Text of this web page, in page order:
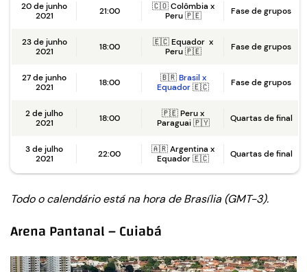
20 de junho
2021
21:00
🇨🇴 Colômbia x
Peru 🇵🇪
Fase de grupos
23 de junho
2021
18:00
🇪🇨 Equador x
Peru 🇵🇪
Fase de grupos
27 de junho
2021
18:00 🇧🇷Brasil x
Equador🇪🇨 Fase de grupos
2 de julho
2021
18:00
🇵🇪 Peru x
Paraguai 🇵🇾
Quartas de final
3 de julho
2021
22:00
🇦🇷 Argentina x
Equador 🇪🇨
Quartas de final
Todo o calendário está na hora de Brasília (GMT-3).
Arena Pantanal – Cuiabá